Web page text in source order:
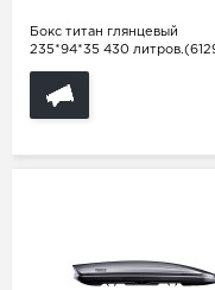
Бокс титан глянцевый
235*94*35 430